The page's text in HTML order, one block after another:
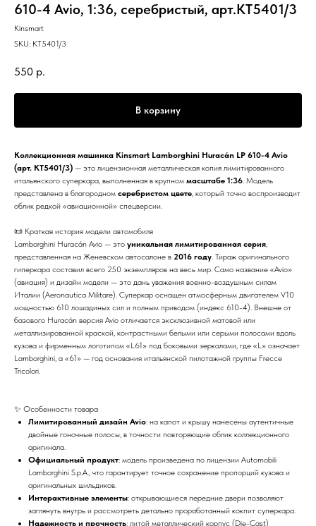
610-4 Avio, 1:36, серебристый, арт.КТ5401/3
Kinsmart
SKU: КТ5401/3
550 р.
В корзину
Коллекционная машинка Kinsmart Lamborghini Huracán LP 610-4 Avio
(арт. КТ5401/3) — это лицензионная металлическая копия лимитированного
итальянского суперкара, выполненная в крупном масштабе 1:36. Модель
представлена в благородном серебристом цвете, который точно воспроизводит
облик редкой «авиационной» спецверсии.
📜 Краткая история модели автомобиля
Lamborghini Huracán Avio — это уникальная лимитированная серия,
представленная на Женевском автосалоне в 2016 году. Тираж оригинального
гиперкара составил всего 250 экземпляров на весь мир. Само название «Avio»
(авиация) и дизайн модели — это дань уважения военно-воздушным силам
Италии (Aeronautica Militare). Суперкар оснащен атмосферным двигателем V10
мощностью 610 лошадиных сил и полным приводом (индекс 610-4). Внешне от
базового Huracán версия Avio отличается эксклюзивной матовой или
металлизированной краской, контрастными белыми или серыми полосами вдоль
кузова и фирменным логотипом «L61» под боковыми зеркалами, где «L» означает
Lamborghini, а «61» — год основания итальянской пилотажной группы Frecce
Tricolori.
✨ Особенности товара
Лимитированный дизайн Avio: на капот и крышу нанесены аутентичные
двойные гоночные полосы, в точности повторяющие облик коллекционного
оригинала.
Официальный продукт: модель произведена по лицензии Automobili
Lamborghini S.p.A., что гарантирует точное сохранение пропорций кузова и
оригинальных шильдиков.
Интерактивные элементы: открывающиеся передние двери позволяют
заглянуть внутрь и рассмотреть детально проработанный кокпит суперкара.
Надежность и прочность: литой металлический корпус (Die-Cast)